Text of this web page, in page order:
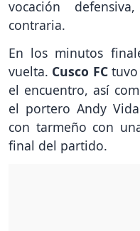
vocación
contraria.
En los minutos
vuelta. Cusco FC
el encuentro, así
el portero Andy
con tarmeño con
final del partido.